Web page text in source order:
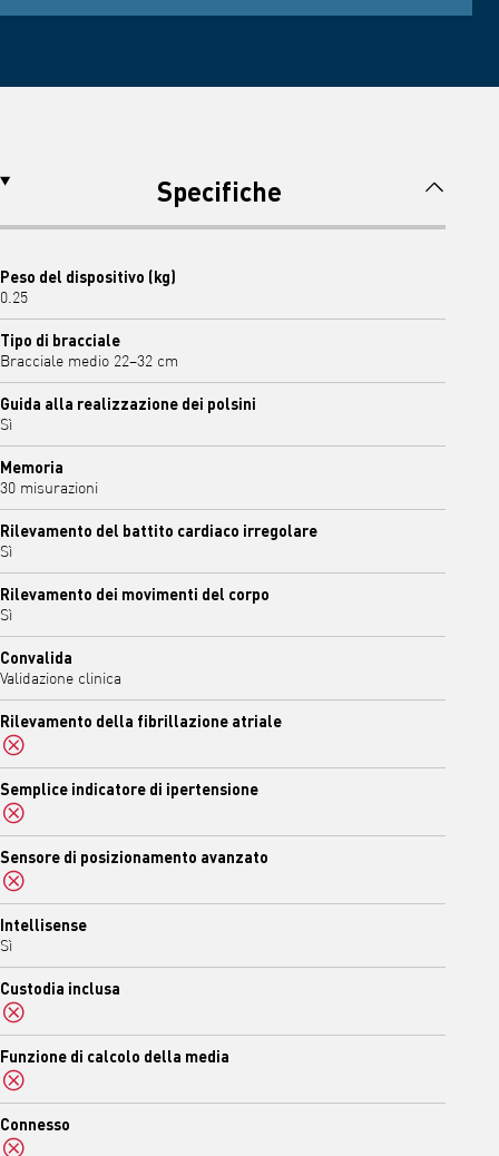
Specifiche
Peso del dispositivo (kg)
0.25
Tipo di bracciale
Bracciale medio 22–32 cm
Guida alla realizzazione dei polsini
Sì
Memoria
30 misurazioni
Rilevamento del battito cardiaco irregolare
Sì
Rilevamento dei movimenti del corpo
Sì
Convalida
Validazione clinica
Rilevamento della fibrillazione atriale
No
Semplice indicatore di ipertensione
No
Sensore di posizionamento avanzato
No
Intellisense
Sì
Custodia inclusa
No
Funzione di calcolo della media
No
Connesso